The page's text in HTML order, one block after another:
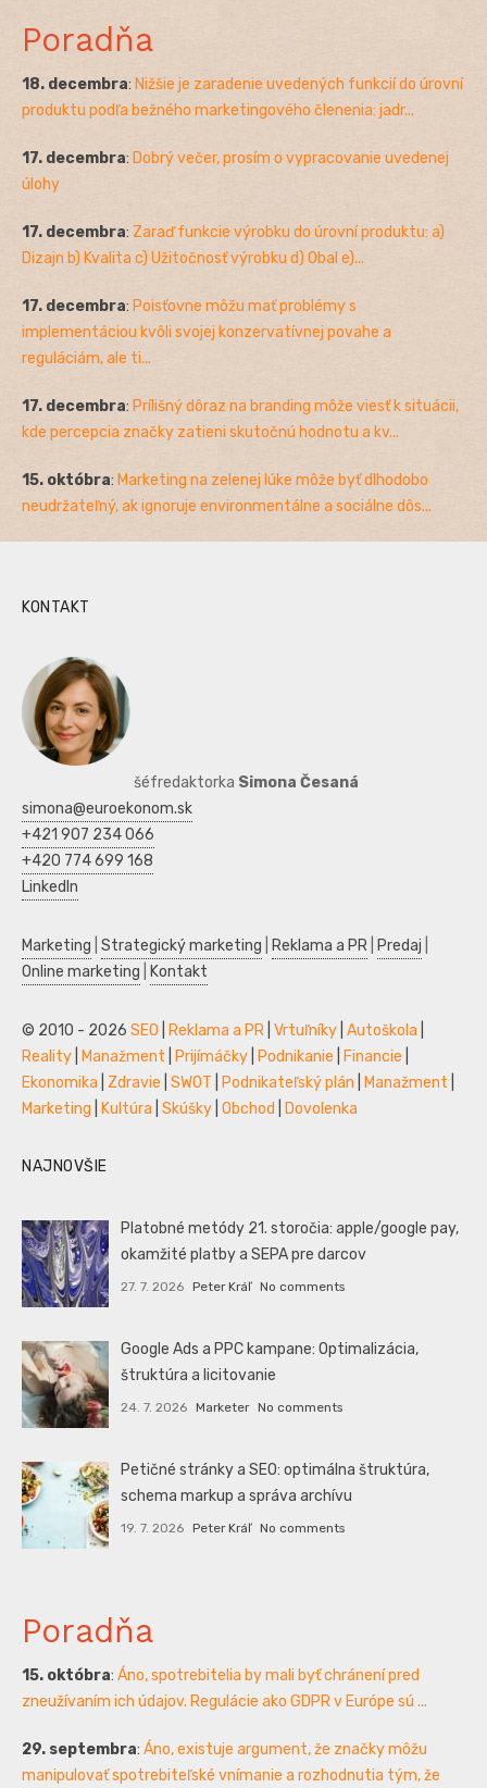
Poradňa
18. decembra: Nižšie je zaradenie uvedených funkcií do úrovní
produktu podľa bežného marketingového členenia: jadr...
17. decembra: Dobrý večer, prosím o vypracovanie uvedenej
úlohy
17. decembra: Zaraď funkcie výrobku do úrovní produktu: a)
Dizajn b) Kvalita c) Užitočnosť výrobku d) Obal e)...
17. decembra: Poisťovne môžu mať problémy s
implementáciou kvôli svojej konzervatívnej povahe a
reguláciám, ale ti...
17. decembra: Prílišný dôraz na branding môže viesť k situácii,
kde percepcia značky zatieni skutočnú hodnotu a kv...
15. októbra: Marketing na zelenej lúke môže byť dlhodobo
neudržateľný, ak ignoruje environmentálne a sociálne dôs...
KONTAKT
šéfredaktorka Simona Česaná
simona@euroekonom.sk
+421 907 234 066
+420 774 699 168
LinkedIn
Marketing Strategický marketing Reklama a PR Predaj
Online marketing
Kontakt
© 2010 - 2026 SEO Reklama a PR Vrtuľníky Autoškola
Reality
Manažment Prijímáčky Podnikanie Financie
Ekonomika
Zdravie SWOT Podnikateľský plán Manažment
Marketing
Kultúra Skúšky Obchod Dovolenka
NAJNOVŠIE
Platobné metódy 21. storočia: apple/google pay,
okamžité platby a SEPA pre darcov
27. 7. 2026 Peter Kráľ No comments
Google Ads a PPC kampane: Optimalizácia,
štruktúra a licitovanie
24. 7. 2026 Marketer No comments
Petičné stránky a SEO: optimálna štruktúra,
schema markup a správa archívu
19. 7. 2026 Peter Kráľ No comments
Poradňa
15. októbra: Áno, spotrebitelia by mali byť chránení pred
zneužívaním ich údajov. Regulácie ako GDPR v Európe sú ...
29. septembra: Áno, existuje argument, že značky môžu
manipulovať spotrebiteľské vnímanie a rozhodnutia tým, že